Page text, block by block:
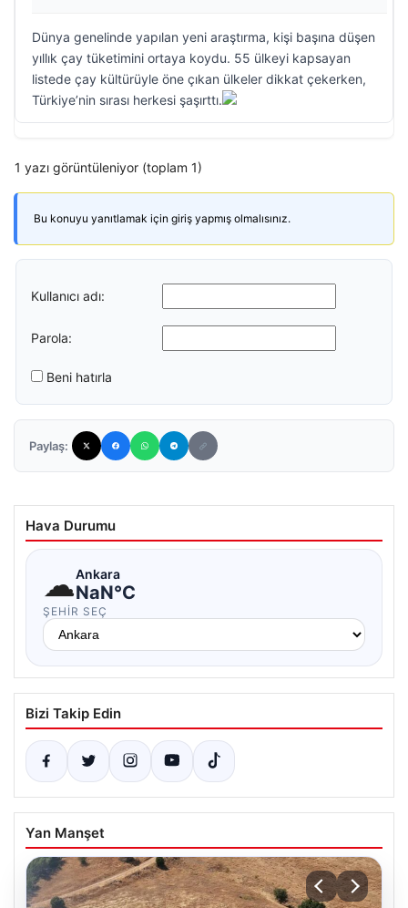
Dünya genelinde yapılan yeni araştırma, kişi başına düşen
yıllık çay tüketimini ortaya koydu. 55 ülkeyi kapsayan
listede çay kültürüyle öne çıkan ülkeler dikkat çekerken,
Türkiye’nin sırası herkesi şaşırttı.
1 yazı görüntüleniyor (toplam 1)
Bu konuyu yanıtlamak için giriş yapmış olmalısınız.
Kullanıcı adı:
Parola:
Beni hatırla
Paylaş:
Hava Durumu
☁Ankara
NaN°C
ŞEHIR SEÇ
Bizi Takip Edin
Yan Manşet